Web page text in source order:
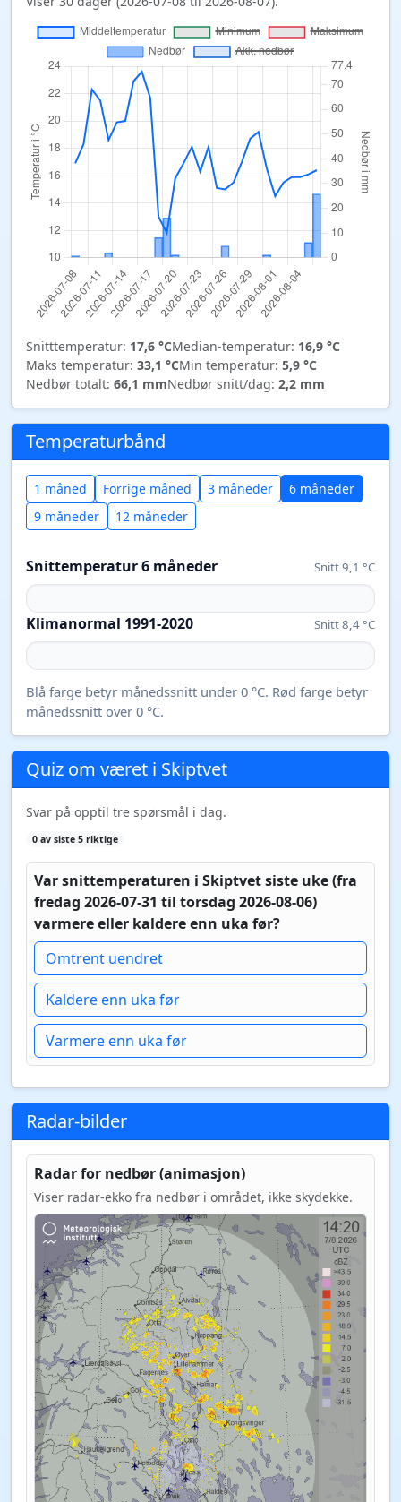
Snitttemperatur: 17,6 °CMedian-temperatur: 16,9 °C
Maks temperatur: 33,1 °CMin temperatur: 5,9 °C
Nedbør totalt: 66,1 mmNedbør snitt/dag: 2,2 mm
Temperaturbånd
1 måned Forrige måned 3 måneder
6 måneder
9 måneder
12 måneder
Snittemperatur 6 måneder Snitt 9,1 °C
Klimanormal 1991-2020 Snitt 8,4 °C
Blå farge betyr månedssnitt under 0 °C. Rød farge betyr
månedssnitt over 0 °C.
Quiz om været i Skiptvet
Svar på opptil tre spørsmål i dag.
0 av siste 5 riktige
Var snittemperaturen i Skiptvet siste uke (fra
fredag 2026-07-31 til torsdag 2026-08-06)
varmere eller kaldere enn uka før?
Omtrent uendret
Kaldere enn uka før
Varmere enn uka før
Radar-bilder
Radar for nedbør (animasjon)
Viser radar-ekko fra nedbør i området, ikke skydekke.